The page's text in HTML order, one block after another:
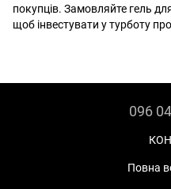
покупців. Замовляйте гель
щоб інвестувати у турботу
096
Повна